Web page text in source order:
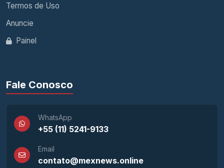
Termos de Uso
Anuncie
Painel
Fale Conosco
WhatsApp
+55 (11) 5241-9133
Email
contato@mexnews.online